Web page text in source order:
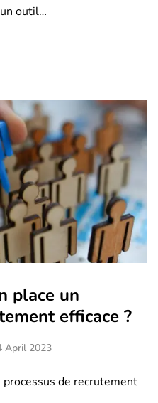
outil…
place un
efficace ?
April 2023
de recrutement